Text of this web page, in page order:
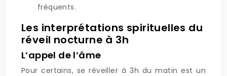
fréquents.
Les interprétations spirituelles du
réveil nocturne à 3h
L’appel de l’âme
Pour certains, se réveiller à 3h du matin est un